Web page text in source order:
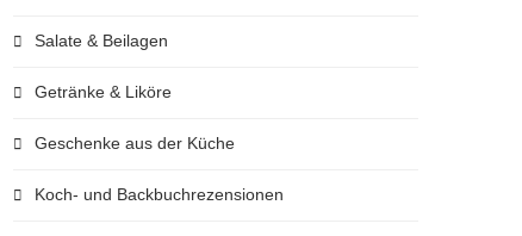
Salate & Beilagen
Getränke & Liköre
Geschenke aus der Küche
Koch- und Backbuchrezensionen